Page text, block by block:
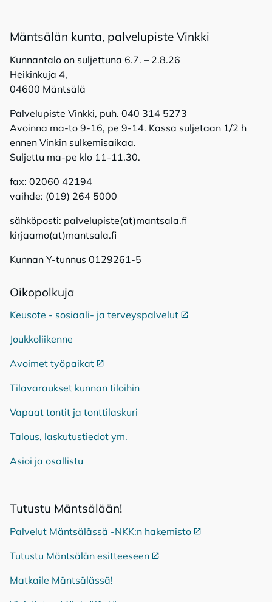
Mänt­sä­län kun­ta, pal­ve­lu­pis­te Vink­ki
Kunnantalo on suljettuna 6.7. – 2.8.26
Heikinkuja 4,
04600 Mäntsälä
Palvelupiste Vinkki, puh. 040 314 5273
Avoinna ma-to 9-16, pe 9-14. Kassa suljetaan 1/2 h
ennen Vinkin sulkemisaikaa.
Suljettu ma-pe klo 11-11.30.
fax: 02060 42194
vaihde: (019) 264 5000
sähköposti: palvelupiste(at)mantsala.fi
kirjaamo(at)mantsala.fi
Kunnan Y-tunnus 0129261-5
Oi­ko­pol­ku­ja
Keusote - sosiaali- ja terveyspalvelut Ulkoinen linkki
Joukkoliikenne
Avoimet työpaikat Ulkoinen linkki
Tilavaraukset kunnan tiloihin
Vapaat tontit ja tonttilaskuri
Talous, laskutustiedot ym.
Asioi ja osallistu
Tu­tus­tu Mänt­sä­lään!
Palvelut Mäntsälässä -NKK:n hakemisto Ulkoinen linkki
Tutustu Mäntsälän esitteeseen Ulkoinen linkki
Matkaile Mäntsälässä!